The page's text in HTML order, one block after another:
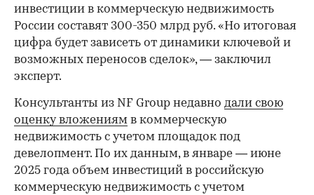
инвестиции в коммерческую недвижимость
России составят 300-350 млрд руб. «Но итоговая
цифра будет зависеть от динамики ключевой и
возможных переносов сделок», — заключил
эксперт.
Консультанты из NF Group недавно дали свою
оценку вложениям в коммерческую
недвижимость с учетом площадок под
девелопмент. По их данным, в январе — июне
2025 года объем инвестиций в российскую
коммерческую недвижимость с учетом